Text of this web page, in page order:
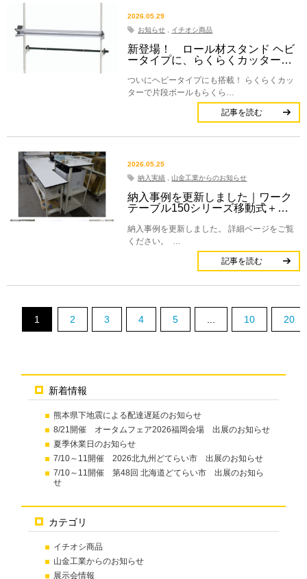
新着情報
熊本県下地震による配達遅延のお知らせ
8/21開催 オータムフェア2026福岡会場 出展のお知らせ
夏季休業日のお知らせ
7/10～11開催 2026北九州どてらい市 出展のお知らせ
7/10～11開催 第48回 北海道どてらい市 出展のお知ら
せ
カテゴリ
イチオシ商品
山金工業からのお知らせ
展示会情報
2026.05.29
お知らせ
イチオシ商品
新登場！ ロール材スタンド ヘビ
ータイプに、らくらくカッター…
ついにヘビータイプにも搭載！ らくらくカッ
ターで片段ボールもらくら…
記事を読む
2026.05.25
納入実績 ,山金工業からのお知らせ
納入事例を更新しました｜ワーク
テーブル150シリーズ移動式＋…
納入事例を更新しました。 詳細ページをご覧
ください。 …
記事を読む
1 2 3 4 5 10 20